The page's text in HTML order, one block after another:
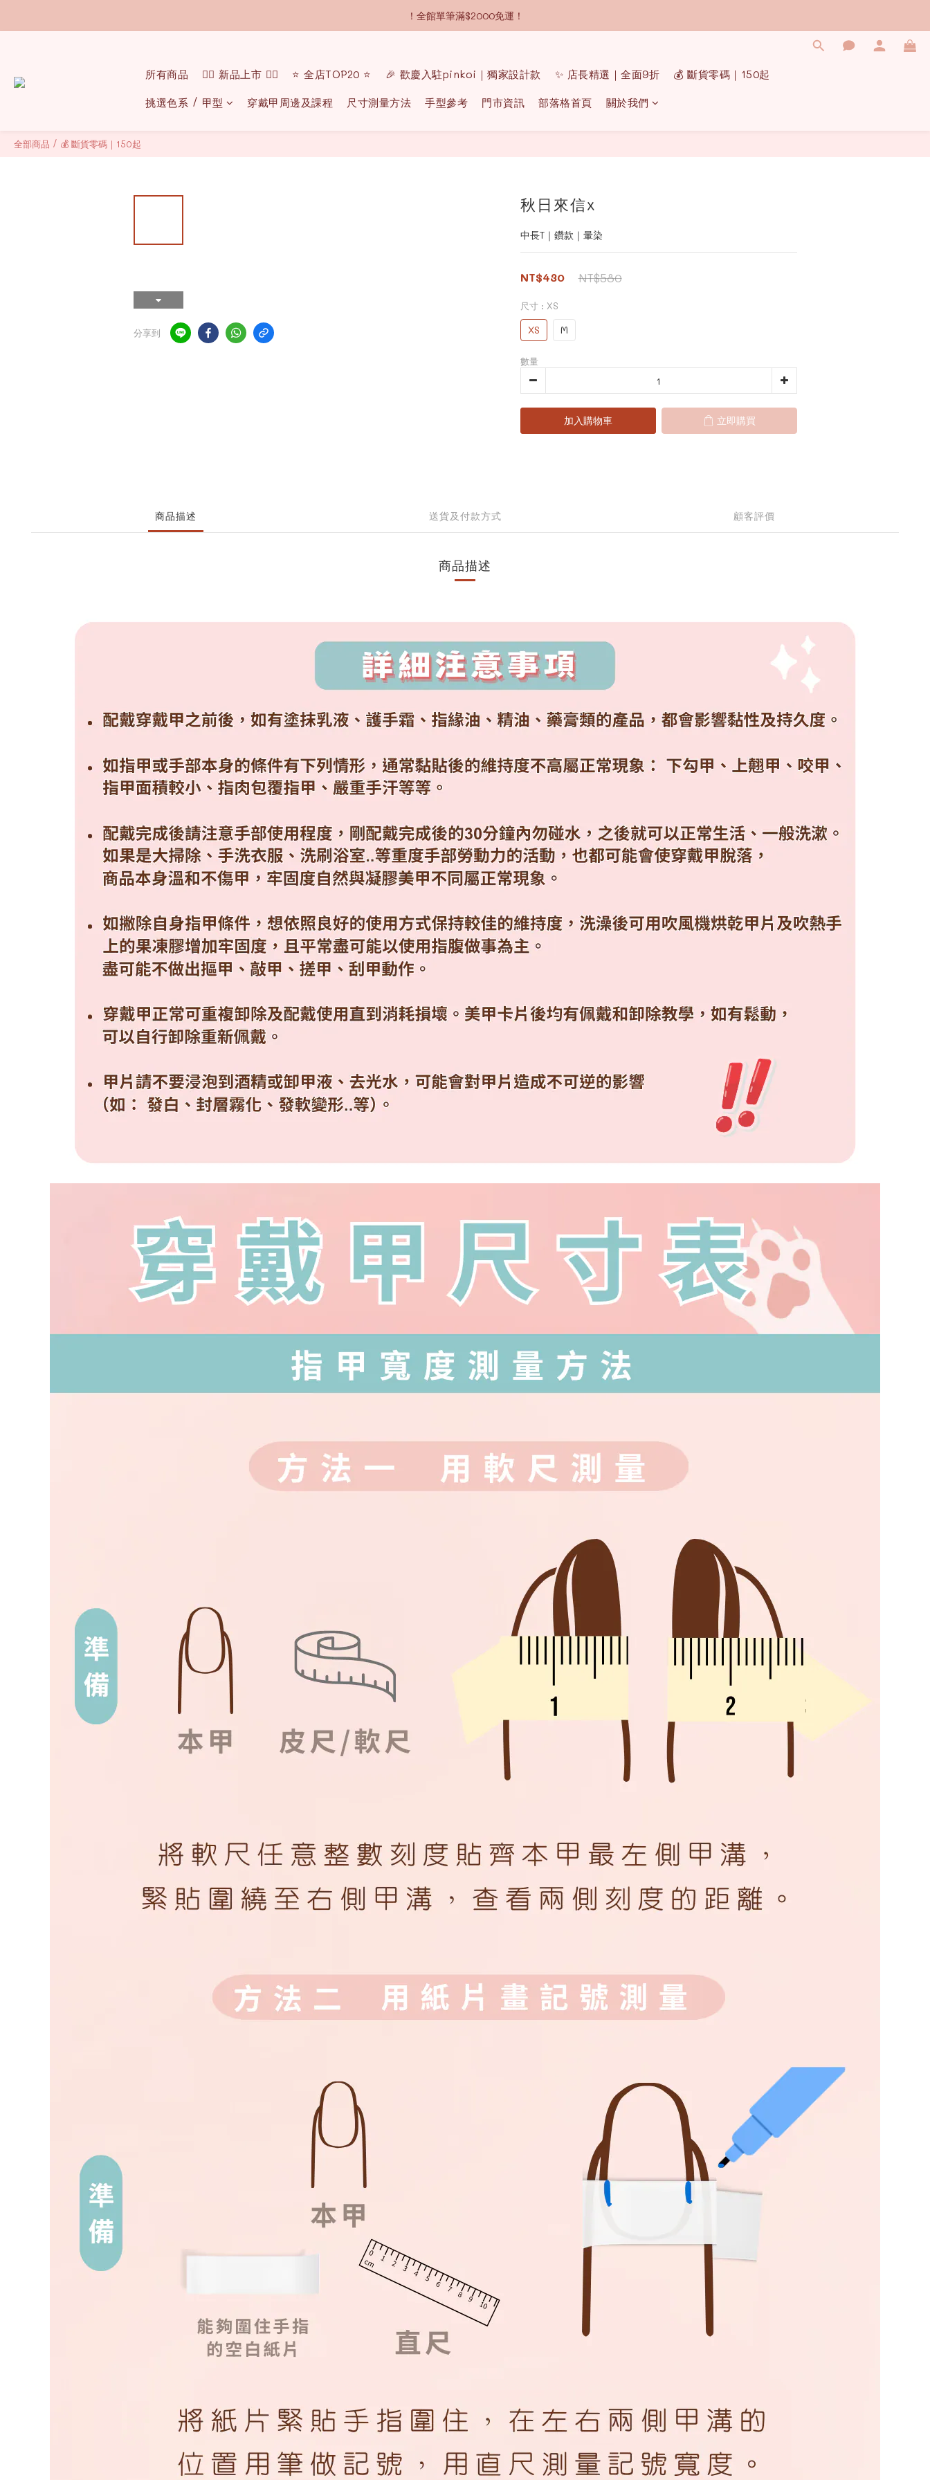
！全館單筆滿$2000免運！
所有商品 ❤️‍🔥 新品上市 ❤️‍🔥 ⭐️ 全店TOP20 ⭐️ 🎉 歡慶入駐pinkoi｜獨家設計款 ✨ 店長精選｜全面9折 💰 斷貨零碼｜150起
挑選色系 / 甲型 穿戴甲周邊及課程 尺寸測量方法 手型參考 門市資訊 部落格首頁 關於我們
全部商品 / 💰 斷貨零碼｜150起
分享到
秋日來信x
中長T｜鑽款｜暈染
NT$430 NT$580
尺寸 : XS
XS M
數量
加入購物車 立即購買
商品描述 送貨及付款方式 顧客評價
商品描述